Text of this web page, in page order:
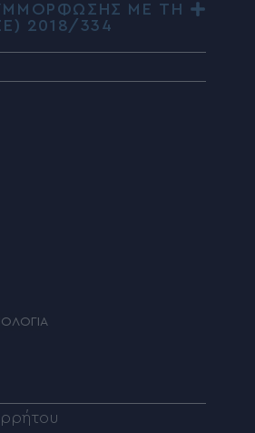
ΜΕ ΤΗ
2018/334